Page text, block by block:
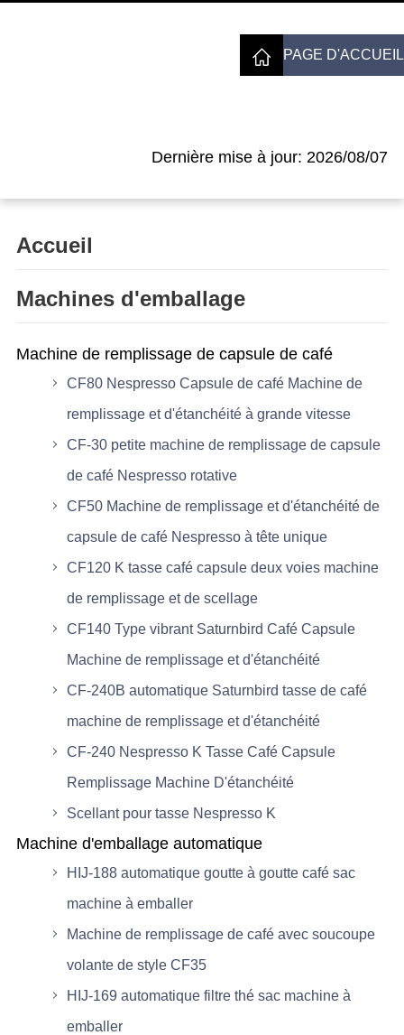
Dernière mise à jour: 2026/08/07
PAGE D'ACCUEIL
Accueil
Machines d'emballage
Machine de remplissage de capsule de café
CF80 Nespresso Capsule de café Machine de
remplissage et d'étanchéité à grande vitesse
CF-30 petite machine de remplissage de capsule
de café Nespresso rotative
CF50 Machine de remplissage et d'étanchéité de
capsule de café Nespresso à tête unique
CF120 K tasse café capsule deux voies machine
de remplissage et de scellage
CF140 Type vibrant Saturnbird Café Capsule
Machine de remplissage et d'étanchéité
CF-240B automatique Saturnbird tasse de café
machine de remplissage et d'étanchéité
CF-240 Nespresso K Tasse Café Capsule
Remplissage Machine D'étanchéité
Scellant pour tasse Nespresso K
Machine d'emballage automatique
HIJ-188 automatique goutte à goutte café sac
machine à emballer
Machine de remplissage de café avec soucoupe
volante de style CF35
HIJ-169 automatique filtre thé sac machine à
emballer